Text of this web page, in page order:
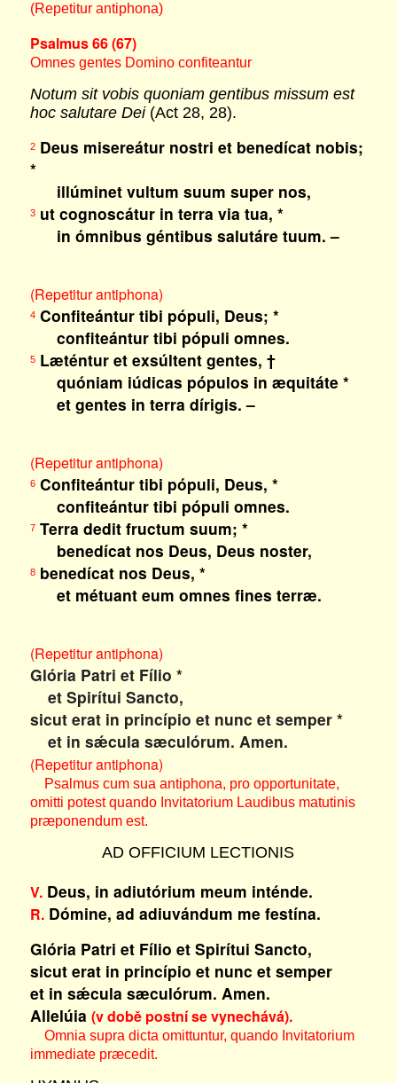
(Repetitur antiphona)
Psalmus 66 (67)
Omnes gentes Domino confiteantur
Notum sit vobis quoniam gentibus missum est
hoc salutare Dei (Act 28, 28).
2Deus misereátur nostri et benedícat nobis;
*
illúminet vultum suum super nos,
3ut cognoscátur in terra via tua, *
in ómnibus géntibus salutáre tuum. –
(Repetitur antiphona)
4Confiteántur tibi pópuli, Deus; *
confiteántur tibi pópuli omnes.
5Læténtur et exsúltent gentes, †
quóniam iúdicas pópulos in æquitáte *
et gentes in terra dírigis. –
(Repetitur antiphona)
6Confiteántur tibi pópuli, Deus, *
confiteántur tibi pópuli omnes.
7Terra dedit fructum suum; *
benedícat nos Deus, Deus noster,
8benedícat nos Deus, *
et métuant eum omnes fines terræ.
(Repetitur antiphona)
Glória Patri et Fílio *
et Spirítui Sancto,
sicut erat in princípio et nunc et semper *
et in sǽcula sæculórum. Amen.
(Repetitur antiphona)
Psalmus cum sua antiphona, pro opportunitate,
omitti potest quando Invitatorium Laudibus matutinis
præponendum est.
AD OFFICIUM LECTIONIS
V.Deus, in adiutórium meum inténde.
R.Dómine, ad adiuvándum me festína.
Glória Patri et Fílio et Spirítui Sancto,
sicut erat in princípio et nunc et semper
et in sǽcula sæculórum. Amen.
Allelúia (v době postní se vynechává).
Omnia supra dicta omittuntur, quando Invitatorium
immediate præcedit.